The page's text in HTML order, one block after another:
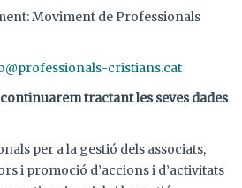
Moviment de Professionals
cristians.cat
tractant les seves dades
per a la gestió dels associats,
i promoció d’accions i d’activitats